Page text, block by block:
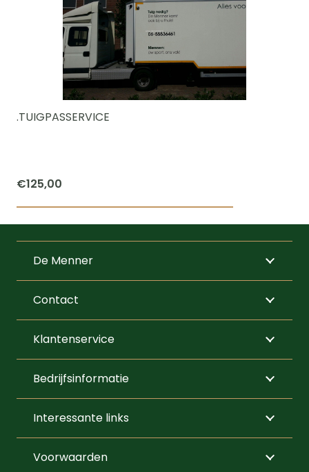
.TUIGPASSERVICE
€125,00
De Menner
Contact
Klantenservice
Bedrijfsinformatie
Interessante links
Voorwaarden